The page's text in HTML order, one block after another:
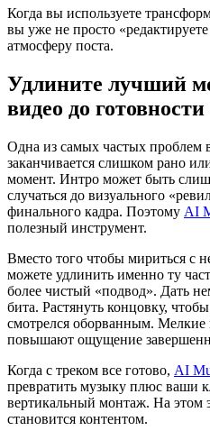
Когда вы используете
вы уже не просто
атмосферу поста.
Удлините лучший
видео до
Одна из самых частых проблем
заканчивается слишком рано
момент. Интро может быть
случаться до визуального
финального кадра. Поэтому AI
полезный инструмент.
Вместо того чтобы мириться с
можете удлинить именно ту
более чистый «подвод». Дать
бита. Растянуть концовку,
смотрелся оборванным.
повышают ощущение
Когда с треком все готово, AI
превратить музыку плюс ваши
вертикальный монтаж. На этом
становится контентом.